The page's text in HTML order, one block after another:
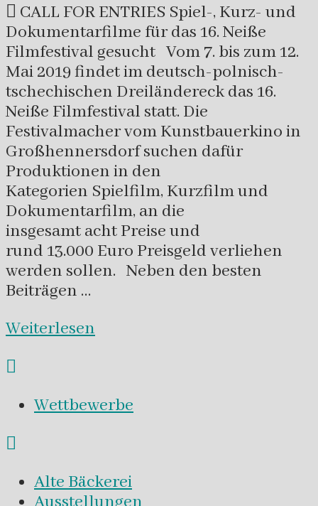
 CALL FOR ENTRIES Spiel-, Kurz- und
Dokumentarfilme für das 16. Neiße
Filmfestival gesucht Vom 7. bis zum 12.
Mai 2019 findet im deutsch-polnisch-
tschechischen Dreiländereck das 16.
Neiße Filmfestival statt. Die
Festivalmacher vom Kunstbauerkino in
Großhennersdorf suchen dafür
Produktionen in den
Kategorien Spielfilm, Kurzfilm und
Dokumentarfilm, an die
insgesamt acht Preise und
rund 13.000 Euro Preisgeld verliehen
werden sollen. Neben den besten
Beiträgen …
Weiterlesen
Wettbewerbe
Alte Bäckerei